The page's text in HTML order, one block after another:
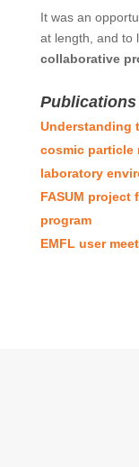
It was an
at length, and to
collaborative
Understanding
cosmic particle
laboratory
FASUM project
program
EMFL user